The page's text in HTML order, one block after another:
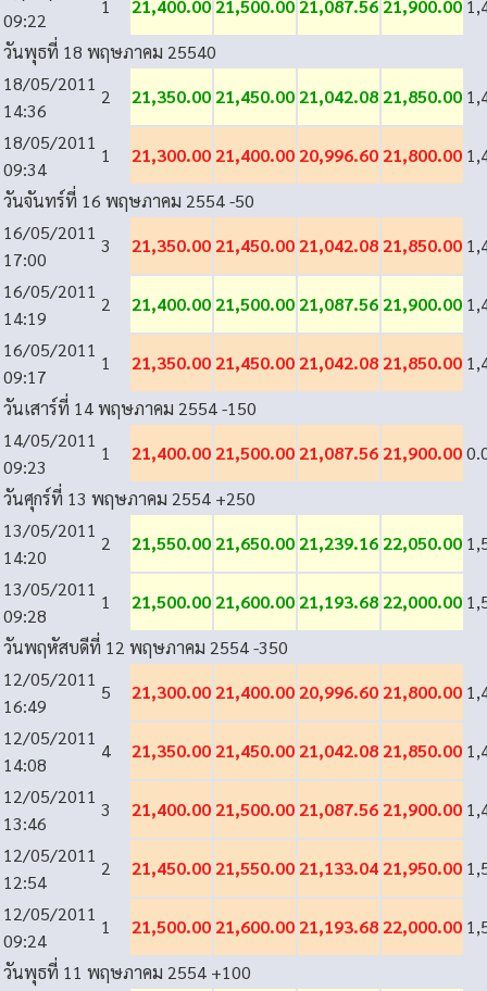
09:22
1 21,400.00 21,500.00 21,087.56 21,900.00
วันพุธที่ 18 พฤษภาคม 25540
18/05/2011
14:36
2 21,350.00 21,450.00 21,042.08 21,850.00
18/05/2011
09:34
1 21,300.00 21,400.00 20,996.60 21,800.00
วันจันทร์ที่ 16 พฤษภาคม 2554-50
16/05/2011
17:00
3 21,350.00 21,450.00 21,042.08 21,850.00
16/05/2011
14:19
2 21,400.00 21,500.00 21,087.56 21,900.00
16/05/2011
09:17
1 21,350.00 21,450.00 21,042.08 21,850.00
วันเสาร์ที่ 14 พฤษภาคม 2554-150
14/05/2011
09:23
1 21,400.00 21,500.00 21,087.56 21,900.00
วันศุกร์ที่ 13 พฤษภาคม 2554 +250
13/05/2011
14:20
2 21,550.00 21,650.00 21,239.16 22,050.00
13/05/2011
09:28
1 21,500.00 21,600.00 21,193.68 22,000.00
วันพฤหัสบดีที่ 12 พฤษภาคม 2554-350
12/05/2011
16:49
5 21,300.00 21,400.00 20,996.60 21,800.00
12/05/2011
14:08
4 21,350.00 21,450.00 21,042.08 21,850.00
12/05/2011
13:46
3 21,400.00 21,500.00 21,087.56 21,900.00
12/05/2011
12:54
2 21,450.00 21,550.00 21,133.04 21,950.00
12/05/2011
09:24
1 21,500.00 21,600.00 21,193.68 22,000.00
วันพุธที่ 11 พฤษภาคม 2554 +100